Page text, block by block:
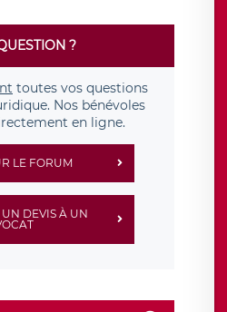
?
toutes vos questions
Nos bénévoles
en ligne.
LE FORUM
DEVIS À UN